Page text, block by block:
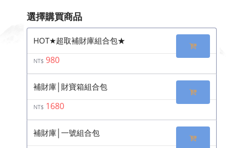
選擇購買商品
HOT★超取補財庫組合包★
NT$ 980
補財庫│財寶箱組合包
NT$ 1680
補財庫│一號組合包